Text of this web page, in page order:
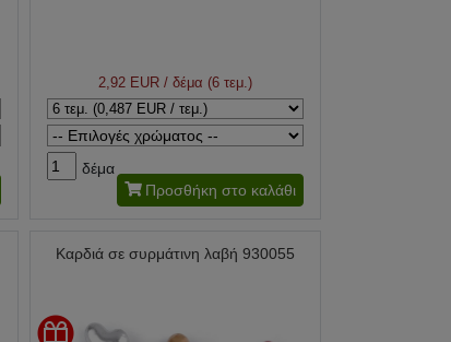
2,92 EUR/ δέμα (6 τεμ.)
δέμα
Προσθήκη στο καλάθι
Καρδιά σε συρμάτινη λαβή 930055